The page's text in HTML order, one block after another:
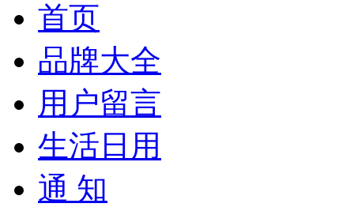
首页
品牌大全
用户留言
生活日用
通 知